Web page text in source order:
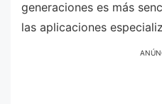
generaciones es más
las aplicaciones